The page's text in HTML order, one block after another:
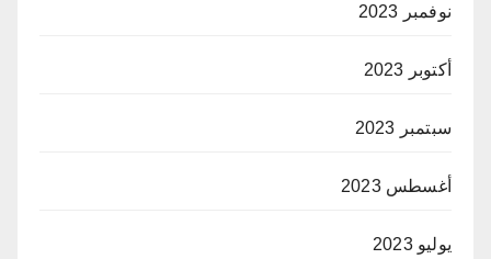
نوفمبر 2023
أكتوبر 2023
سبتمبر 2023
أغسطس 2023
يوليو 2023